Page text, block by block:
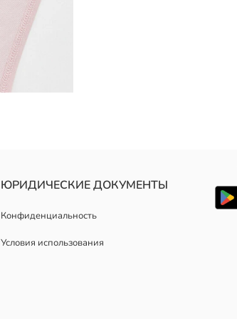
ЮРИДИЧЕСКИЕ ДОКУМЕНТЫ
Конфиденциальность
Условия использования